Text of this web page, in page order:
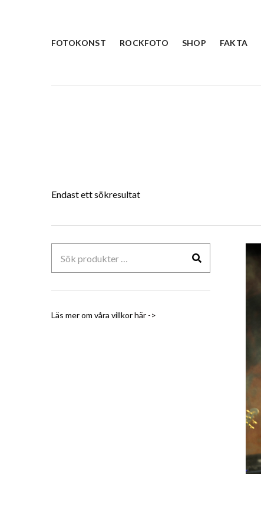
FOTOKONST ROCKFOTO SHOP FAKTA
Endast ett sökresultat
efter:
Läs mer om våra villkorhär ->